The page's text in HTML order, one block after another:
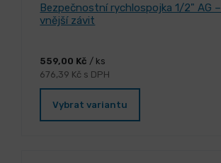
Bezpečnostní rychlospojka 1/2" AG –
vnější závit
559,00 Kč / ks
676,39 Kč s DPH
Vybrat variantu